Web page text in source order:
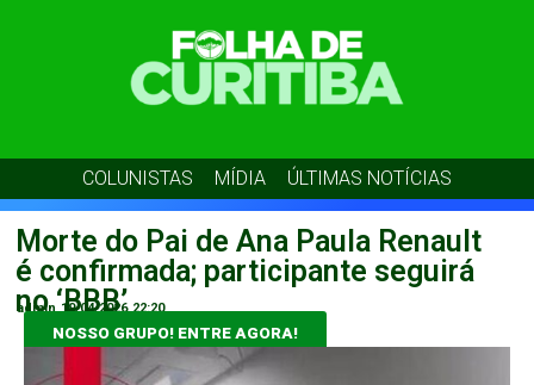
COLUNISTAS MÍDIA ÚLTIMAS NOTÍCIAS
Morte do Pai de Ana Paula Renault
é confirmada; participante seguirá
no ‘BBB’
admin 19/04/2026 22:20
NOSSO GRUPO! ENTRE AGORA!